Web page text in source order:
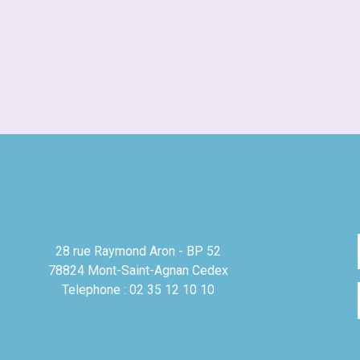
28 rue Raymond Aron - BP 52
78824 Mont-Saint-Agnan Cedex
Telephone : 02 35 12 10 10